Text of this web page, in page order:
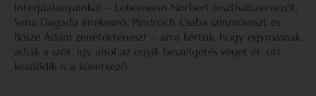
Interjúalanyainkat – Lobenwein Norbert fesztiválszervezőt,
Sena Dagadu énekesnő, Pindroch Csaba színművészt és
Bősze Ádám zenetörténészt – arra kértük, hogy egymásnak
adják a szót, így ahol az egyik beszélgetés véget ér, ott
kezdődik is a következő.